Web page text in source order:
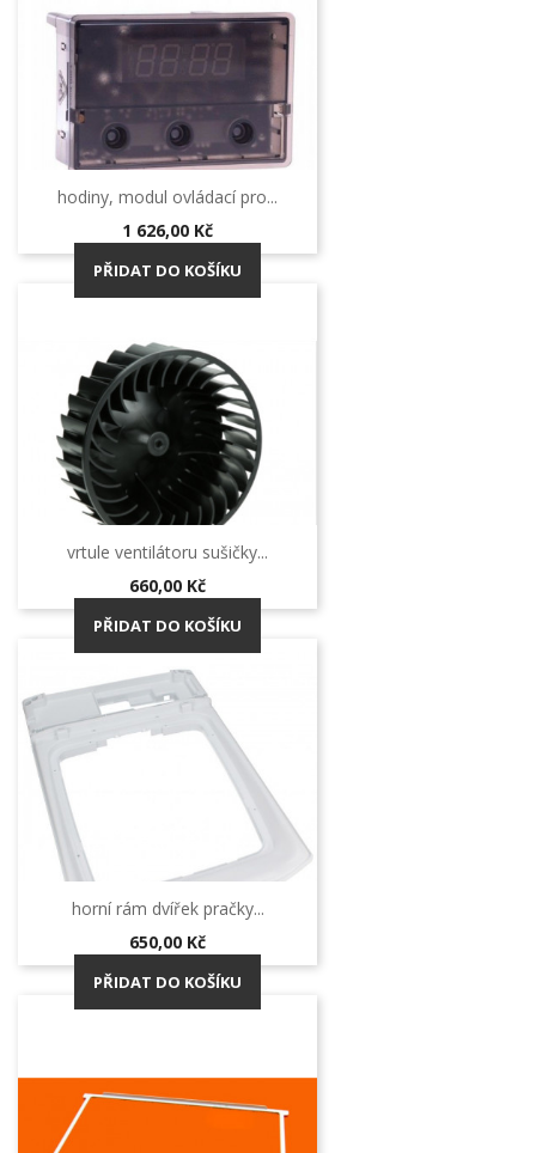
hodiny, modul ovládací pro...
Cena
1 626,00 Kč
PŘIDAT DO KOŠÍKU
vrtule ventilátoru sušičky...
Cena
660,00 Kč
PŘIDAT DO KOŠÍKU
horní rám dvířek pračky...
Cena
650,00 Kč
PŘIDAT DO KOŠÍKU